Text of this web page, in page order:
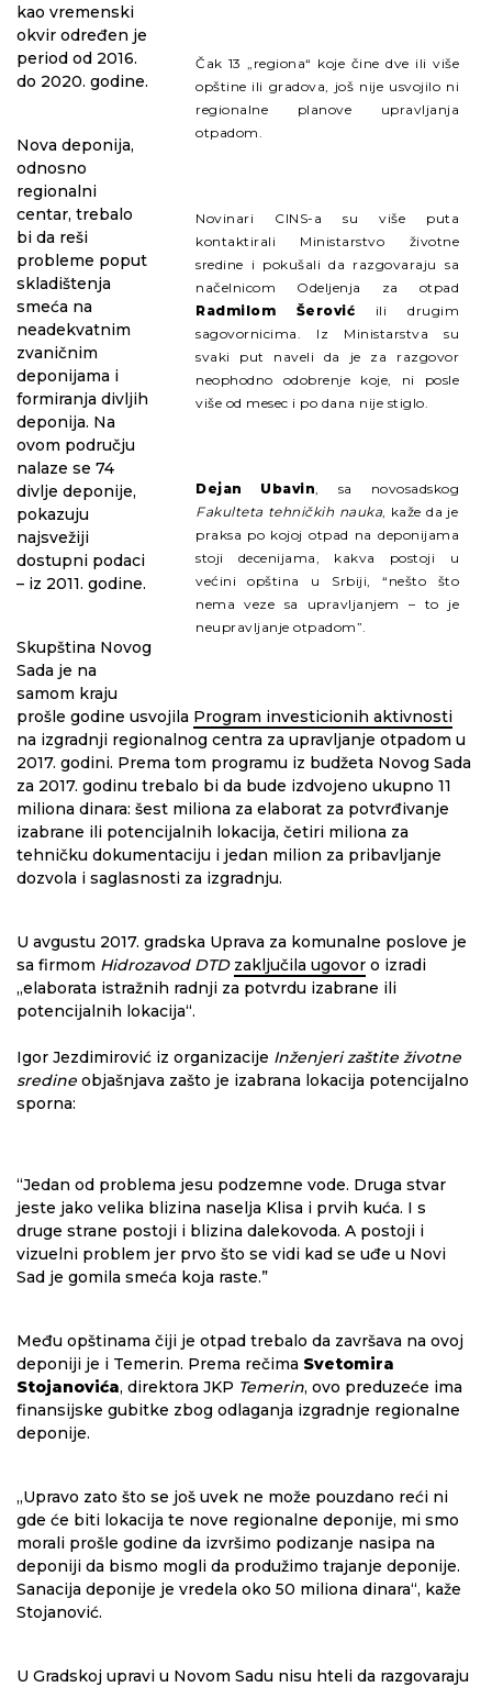
Čak 13 „regiona“ koje čine dve ili više
opštine ili gradova, još nije usvojilo ni
regionalne planove upravljanja
otpadom.
Novinari CINS-a su više puta
kontaktirali Ministarstvo životne
sredine i pokušali da razgovaraju sa
načelnicom Odeljenja za otpad
Radmilom Šerović ili drugim
sagovornicima. Iz Ministarstva su
svaki put naveli da je za razgovor
neophodno odobrenje koje, ni posle
više od mesec i po dana nije stiglo.
Dejan Ubavin, sa novosadskog
Fakulteta tehničkih nauka, kaže da je
praksa po kojoj otpad na deponijama
stoji decenijama, kakva postoji u
većini opština u Srbiji, “nešto što
nema veze sa upravljanjem – to je
neupravljanje otpadom”.
kao vremenski
okvir određen je
period od 2016.
do 2020. godine.
Nova deponija,
odnosno
regionalni
centar, trebalo
bi da reši
probleme poput
skladištenja
smeća na
neadekvatnim
zvaničnim
deponijama i
formiranja divljih
deponija. Na
ovom području
nalaze se 74
divlje deponije,
pokazuju
najsvežiji
dostupni podaci
– iz 2011. godine.
Skupština Novog
Sada je na
samom kraju
prošle godine usvojila Program investicionih aktivnosti
na izgradnji regionalnog centra za upravljanje otpadom u
2017. godini. Prema tom programu iz budžeta Novog Sada
za 2017. godinu trebalo bi da bude izdvojeno ukupno 11
miliona dinara: šest miliona za elaborat za potvrđivanje
izabrane ili potencijalnih lokacija, četiri miliona za
tehničku dokumentaciju i jedan milion za pribavljanje
dozvola i saglasnosti za izgradnju.
U avgustu 2017. gradska Uprava za komunalne poslove je
sa firmom Hidrozavod DTD zaključila ugovor o izradi
„elaborata istražnih radnji za potvrdu izabrane ili
potencijalnih lokacija“.
Igor Jezdimirović iz organizacije Inženjeri zaštite životne
sredine objašnjava zašto je izabrana lokacija potencijalno
sporna:
“Jedan od problema jesu podzemne vode. Druga stvar
jeste jako velika blizina naselja Klisa i prvih kuća. I s
druge strane postoji i blizina dalekovoda. A postoji i
vizuelni problem jer prvo što se vidi kad se uđe u Novi
Sad je gomila smeća koja raste.”
Među opštinama čiji je otpad trebalo da završava na ovoj
deponiji je i Temerin. Prema rečima Svetomira
Stojanovića, direktora JKP Temerin, ovo preduzeće ima
finansijske gubitke zbog odlaganja izgradnje regionalne
deponije.
„Upravo zato što se još uvek ne može pouzdano reći ni
gde će biti lokacija te nove regionalne deponije, mi smo
morali prošle godine da izvršimo podizanje nasipa na
deponiji da bismo mogli da produžimo trajanje deponije.
Sanacija deponije je vredela oko 50 miliona dinara“, kaže
Stojanović.
U Gradskoj upravi u Novom Sadu nisu hteli da razgovaraju